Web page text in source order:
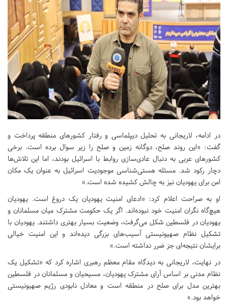
در ادامه، لاریجانی به تحلیل دیپلماسی و رفتار کشورهای منطقه پرداخت و
گفت: «این روند صلح، دوگانه زمین و صلح را زیر سوال برده است. برخی
کشورهای عربی به دنبال عادی‌سازی روابط با اسرائیل بودند، اما این تلاش‌ها
دچار رکود شد. مسئله هستی‌شناسی موجودیت اسرائیل به‌ عنوان یک مکان
امن برای یهودیان نیز به چالش کشیده شده است.»
او به صراحت اعلام کرد: «ادعای امنیت یهودیان یک دروغ است. یهودیان
هیچ‌گاه نگران امنیت خود نبوده‌اند. اگر یک حکومت مشترک میان مسلمانان و
یهودیان در فلسطین شکل می‌گرفت، وضعیت بسیار بهتری داشتند. یهودیان با
تشکیل نظام صهیونیستی آسیب‌های بزرگی دیده‌اند و این امنیت خیالی
برایشان نتیجه‌ای جز ضرر نداشته است.»
در نهایت، لاریجانی به دیدگاه مقام معظم رهبری اشاره کرد که «تشکیل یک
نظام مدنی بر اساس آرای مشترک یهودیان، مسیحیان و مسلمانان در فلسطین
بهترین مدل برای صلح در منطقه است و معادل نابودی رژیم صهیونیستی
خواهد بود.»